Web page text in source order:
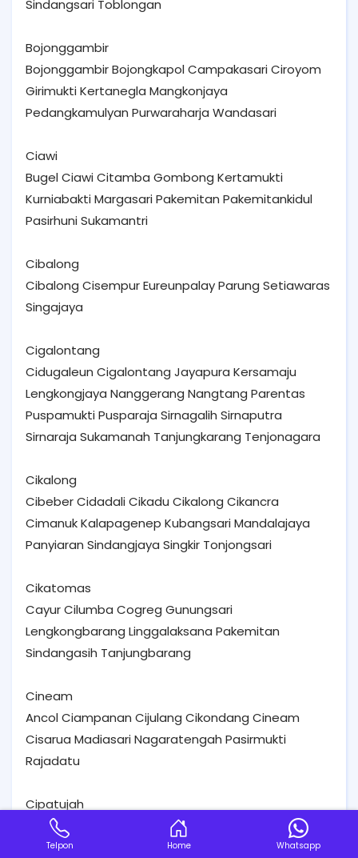
Sindangsari Toblongan
Bojonggambir
Bojonggambir Bojongkapol Campakasari Ciroyom
Girimukti Kertanegla Mangkonjaya
Pedangkamulyan Purwaraharja Wandasari
Ciawi
Bugel Ciawi Citamba Gombong Kertamukti
Kurniabakti Margasari Pakemitan Pakemitankidul
Pasirhuni Sukamantri
Cibalong
Cibalong Cisempur Eureunpalay Parung Setiawaras
Singajaya
Cigalontang
Cidugaleun Cigalontang Jayapura Kersamaju
Lengkongjaya Nanggerang Nangtang Parentas
Puspamukti Pusparaja Sirnagalih Sirnaputra
Sirnaraja Sukamanah Tanjungkarang Tenjonagara
Cikalong
Cibeber Cidadali Cikadu Cikalong Cikancra
Cimanuk Kalapagenep Kubangsari Mandalajaya
Panyiaran Sindangjaya Singkir Tonjongsari
Cikatomas
Cayur Cilumba Cogreg Gunungsari
Lengkongbarang Linggalaksana Pakemitan
Sindangasih Tanjungbarang
Cineam
Ancol Ciampanan Cijulang Cikondang Cineam
Cisarua Madiasari Nagaratengah Pasirmukti
Rajadatu
Cipatujah
Bantarkalong Ciandum Ciheras Cikawungading
Cipanas Cipatujah Darawati Kertasari Nagrog
Telpon Home Whatsapp